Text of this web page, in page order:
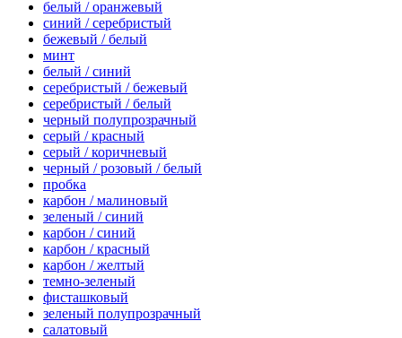
белый / оранжевый
синий / серебристый
бежевый / белый
минт
белый / синий
серебристый / бежевый
серебристый / белый
черный полупрозрачный
серый / красный
серый / коричневый
черный / розовый / белый
пробка
карбон / малиновый
зеленый / синий
карбон / синий
карбон / красный
карбон / желтый
темно-зеленый
фисташковый
зеленый полупрозрачный
салатовый